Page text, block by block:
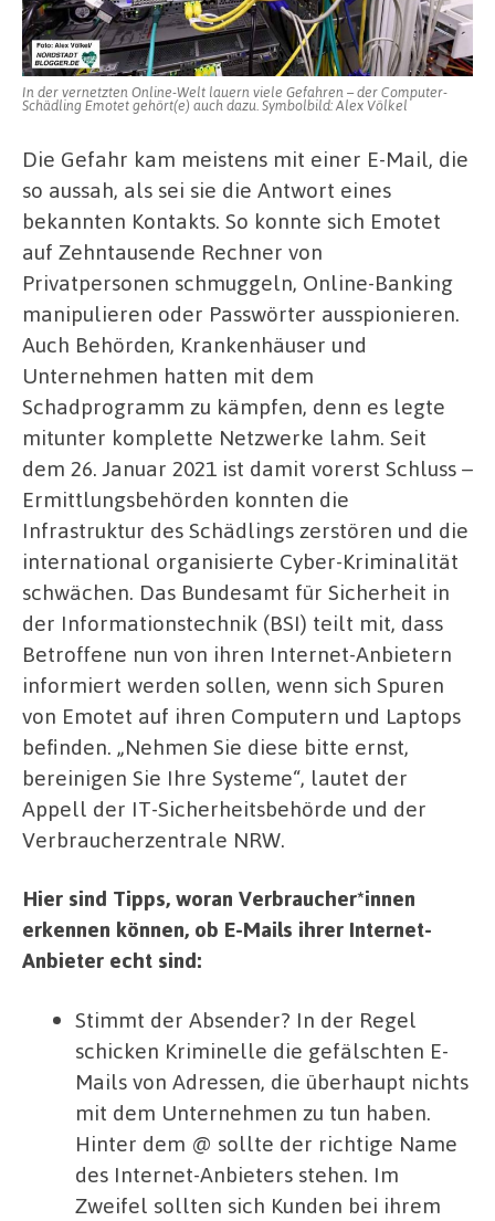
In der vernetzten Online-Welt lauern viele Gefahren – der Computer-
Schädling Emotet gehört(e) auch dazu. Symbolbild: Alex Völkel
Die Gefahr kam meistens mit einer E-Mail, die
so aussah, als sei sie die Antwort eines
bekannten Kontakts. So konnte sich Emotet
auf Zehntausende Rechner von
Privatpersonen schmuggeln, Online-Banking
manipulieren oder Passwörter ausspionieren.
Auch Behörden, Krankenhäuser und
Unternehmen hatten mit dem
Schadprogramm zu kämpfen, denn es legte
mitunter komplette Netzwerke lahm. Seit
dem 26. Januar 2021 ist damit vorerst Schluss –
Ermittlungsbehörden konnten die
Infrastruktur des Schädlings zerstören und die
international organisierte Cyber-Kriminalität
schwächen. Das Bundesamt für Sicherheit in
der Informationstechnik (BSI) teilt mit, dass
Betroffene nun von ihren Internet-Anbietern
informiert werden sollen, wenn sich Spuren
von Emotet auf ihren Computern und Laptops
befinden. „Nehmen Sie diese bitte ernst,
bereinigen Sie Ihre Systeme“, lautet der
Appell der IT-Sicherheitsbehörde und der
Verbraucherzentrale NRW.
Hier sind Tipps, woran Verbraucher*innen
erkennen können, ob E-Mails ihrer Internet-
Anbieter echt sind:
Stimmt der Absender? In der Regel
schicken Kriminelle die gefälschten E-
Mails von Adressen, die überhaupt nichts
mit dem Unternehmen zu tun haben.
Hinter dem @ sollte der richtige Name
des Internet-Anbieters stehen. Im
Zweifel sollten sich Kunden bei ihrem